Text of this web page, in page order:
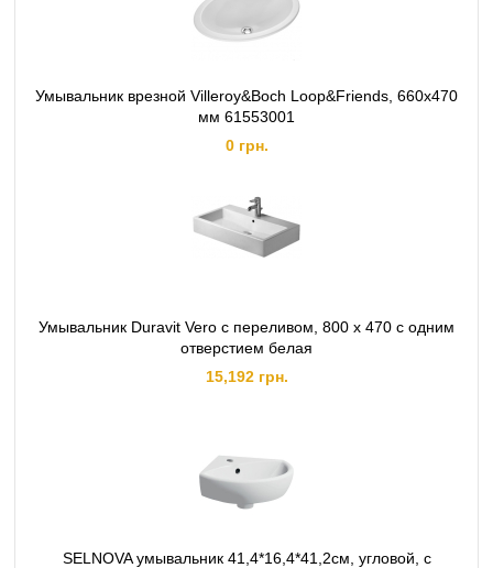
Умывальник врезной Villeroy&Boch Loop&Friends, 660х470
мм 61553001
0 грн.
Умывальник Duravit Vero с переливом, 800 x 470 с одним
отверстием белая
15,192 грн.
SELNOVA умывальник 41,4*16,4*41,2см, угловой, с